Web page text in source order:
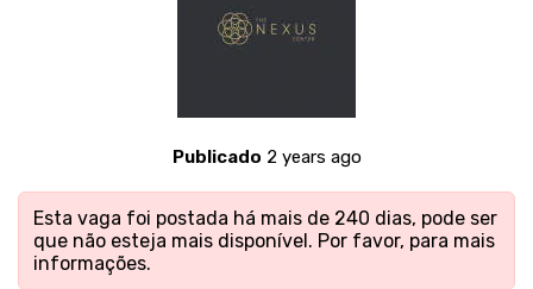
Publicado 2 years ago
Esta vaga foi postada há mais de 240 dias, pode ser
que não esteja mais disponível. Por favor, para mais
informações.